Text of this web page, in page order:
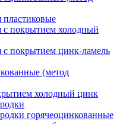
с покрытием холодный
покрытием цинк-ламель
(метод
холодный цинк
горячеоцинкованные